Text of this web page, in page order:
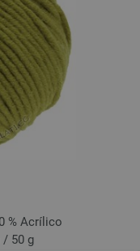
% Acrílico
/ 50 g